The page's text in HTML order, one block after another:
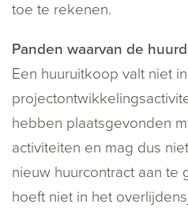
toe te rekenen.
Panden waarvan de
Een huuruitkoop valt niet
hebben plaatsgevonden
activiteiten en mag dus
nieuw huurcontract aan te
hoeft niet in het